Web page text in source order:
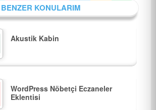
BENZER KONULARIM
Akustik Kabin
WordPress Nöbetçi Eczaneler
Eklentisi